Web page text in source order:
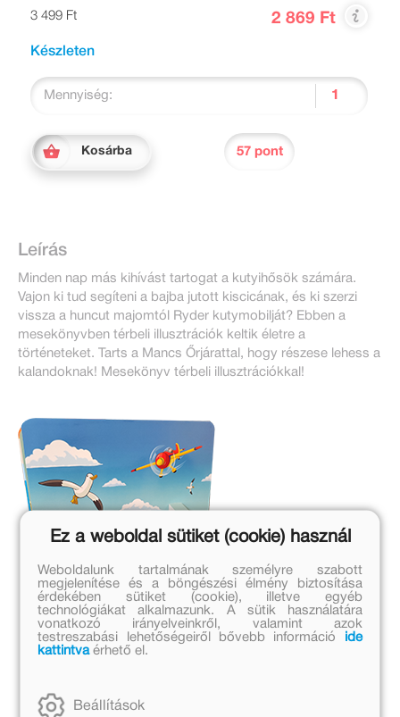
3 499 Ft
2 869 Ft
Készleten
Mennyiség:
Kosárba 57 pont
Leírás
Minden nap más kihívást tartogat a kutyihősök számára.
Vajon ki tud segíteni a bajba jutott kiscicának, és ki szerzi
vissza a huncut majomtól Ryder kutymobilját? Ebben a
mesekönyvben térbeli illusztrációk keltik életre a
történeteket. Tarts a Mancs Őrjárattal, hogy részese lehess a
kalandoknak! Mesekönyv térbeli illusztrációkkal!
Ez a weboldal sütiket (cookie) használ
Weboldalunk tartalmának személyre szabott
megjelenítése és a böngészési élmény biztosítása
érdekében sütiket (cookie), illetve egyéb
technológiákat alkalmazunk. A sütik használatára
vonatkozó irányelveinkről, valamint azok
testreszabási lehetőségeiről bővebb információ
ide
kattintvaérhető el.
Beállítások